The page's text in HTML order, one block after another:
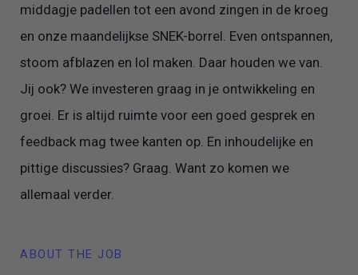
middagje padellen tot een avond zingen in de kroeg
en onze maandelijkse SNEK-borrel. Even ontspannen,
stoom afblazen en lol maken. Daar houden we van.
Jij ook? We investeren graag in je ontwikkeling en
groei. Er is altijd ruimte voor een goed gesprek en
feedback mag twee kanten op. En inhoudelijke en
pittige discussies? Graag. Want zo komen we
allemaal verder.
ABOUT THE JOB